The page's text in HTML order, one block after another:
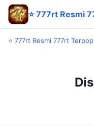
⭐ 777rt Resmi
⭐ 777rt Resmi 777rt